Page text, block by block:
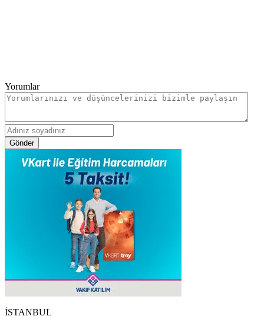
Yorumlar
Gönder
İSTANBUL